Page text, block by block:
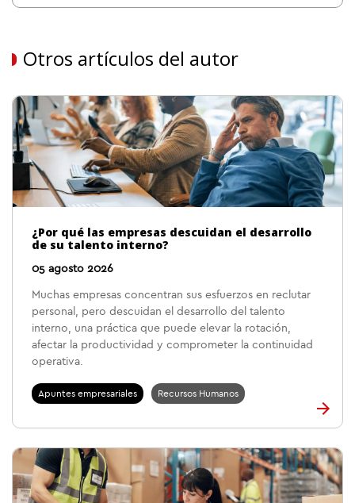
Otros artículos del autor
¿Por qué las empresas descuidan el desarrollo
de su talento interno?
05 agosto 2026
Muchas empresas concentran sus esfuerzos en reclutar
personal, pero descuidan el desarrollo del talento
interno, una práctica que puede elevar la rotación,
afectar la productividad y comprometer la continuidad
operativa.
Apuntes empresariales Recursos Humanos